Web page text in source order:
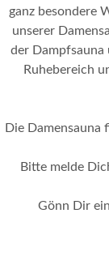
ganz besondere
unserer
der Dampfsauna
Ruhebereich
Die Damensauna
Bitte melde
Gönn Dir